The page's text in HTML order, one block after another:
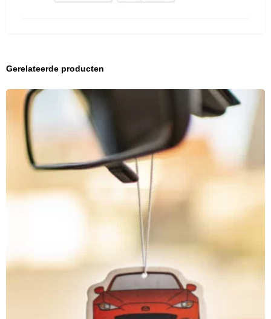
Gerelateerde producten